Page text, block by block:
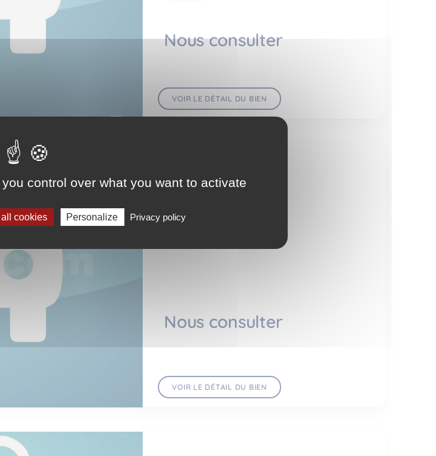
Nous consulter
VOIR LE DÉTAIL DU BIEN
Parking
Nous consulter
VOIR LE DÉTAIL DU BIEN
control over what you want to activate
all cookies Personalize Privacy policy